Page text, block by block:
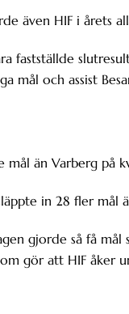
även HIF i årets
fastställde
mål och assist
mål än Varberg på
in 28 fler mål
gjorde så få mål
gör att HIF åker